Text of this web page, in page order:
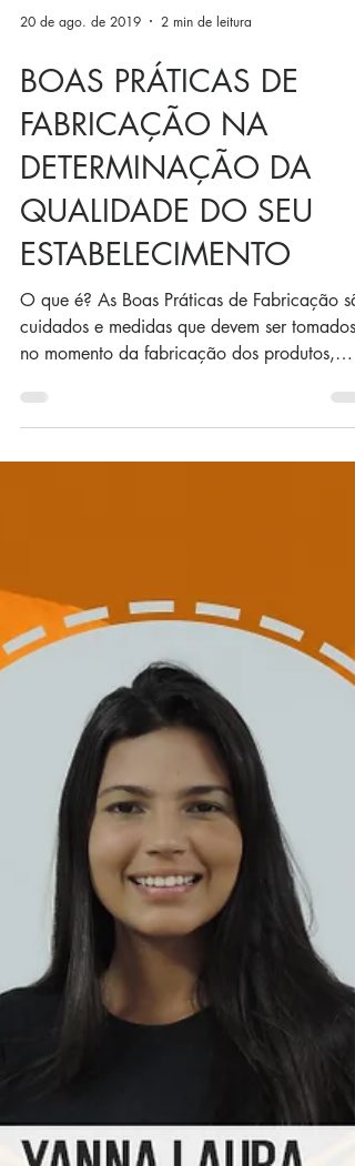
20 de ago. de 2019 2 min de leitura
BOAS PRÁTICAS DE
FABRICAÇÃO NA
DETERMINAÇÃO DA
QUALIDADE DO SEU
ESTABELECIMENTO
O que é? As Boas Práticas de Fabricação
cuidados e medidas que devem ser tomados
no momento da fabricação dos produtos,